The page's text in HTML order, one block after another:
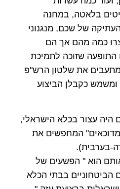
בלאטה, במחנה
של שכם, מנגנוני
כמה מהם אך הם
שזוכה לתמיכת
את שלטון הרש"פ
כקבלן הביצוע
עצור בכלא הישראלי,
המחפשים את
בערבית).
הוא " הפשעים של
הביטחוניים בבתי הכלא